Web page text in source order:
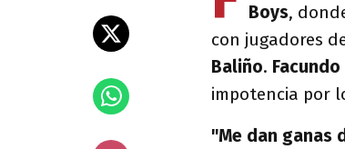
Boys,
con jugadores
Baliño.
impotencia por
"Me dan ganas